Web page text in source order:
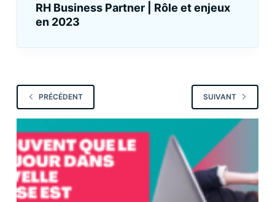
RH Business Partner | Rôle et enjeux
en 2023
PRÉCÉDENT SUIVANT